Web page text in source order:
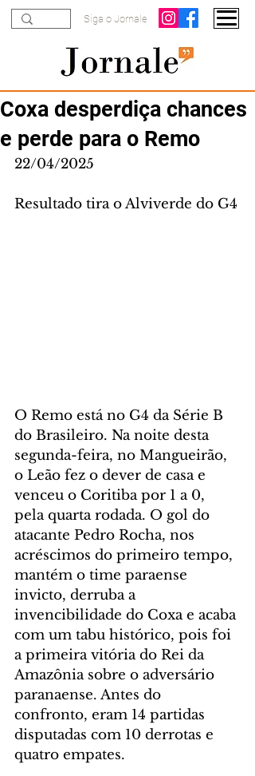
Siga o Jornale
Coxa desperdiça chances
e perde para o Remo
22/04/2025
Resultado tira o Alviverde do G4
O Remo está no G4 da Série B
do Brasileiro. Na noite desta
segunda-feira, no Mangueirão,
o Leão fez o dever de casa e
venceu o Coritiba por 1 a 0,
pela quarta rodada. O gol do
atacante Pedro Rocha, nos
acréscimos do primeiro tempo,
mantém o time paraense
invicto, derruba a
invencibilidade do Coxa e acaba
com um tabu histórico, pois foi
a primeira vitória do Rei da
Amazônia sobre o adversário
paranaense. Antes do
confronto, eram 14 partidas
disputadas com 10 derrotas e
quatro empates.